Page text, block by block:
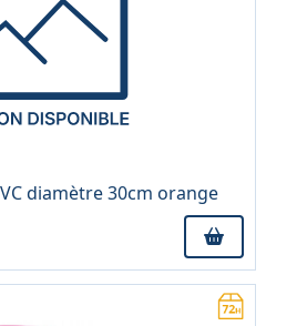
diamètre 30cm orange